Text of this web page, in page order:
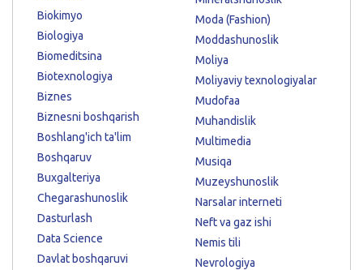
Biokimyo
Biologiya
Biomeditsina
Biotexnologiya
Biznes
Biznesni boshqarish
Boshlang'ich ta'lim
Boshqaruv
Buxgalteriya
Chegarashunoslik
Dasturlash
Data Science
Davlat boshqaruvi
Moda (Fashion)
Moddashunoslik
Moliya
Moliyaviy texnologiyalar
Mudofaa
Muhandislik
Multimedia
Musiqa
Muzeyshunoslik
Narsalar interneti
Neft va gaz ishi
Nemis tili
Nevrologiya